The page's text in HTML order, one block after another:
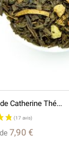
Catherine Thé...
7,90 €